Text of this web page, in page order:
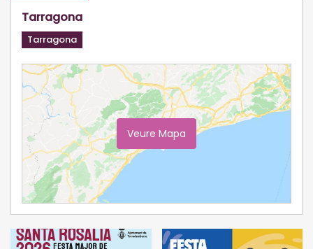
Tarragona
Tarragona
Veure Mapa